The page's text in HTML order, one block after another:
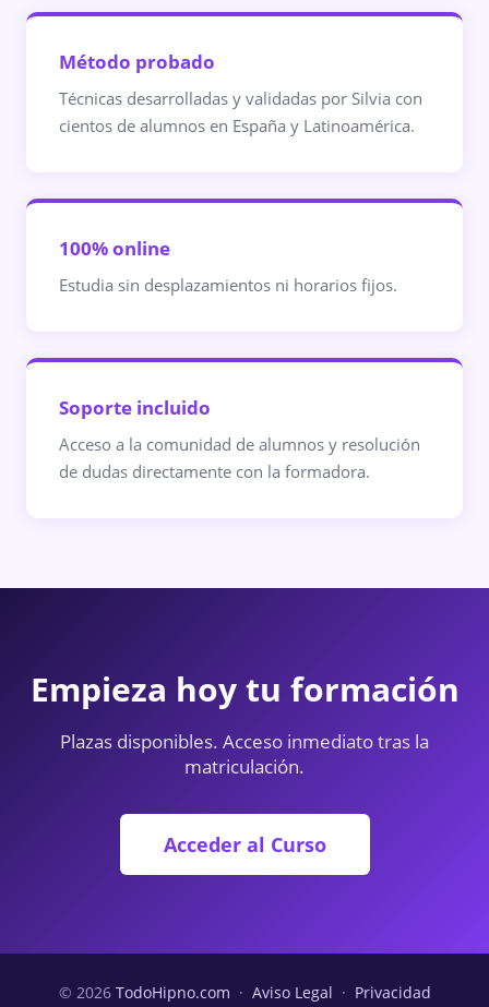
Método probado
Técnicas desarrolladas y validadas por Silvia con
cientos de alumnos en España y Latinoamérica.
100% online
Estudia sin desplazamientos ni horarios fijos.
Soporte incluido
Acceso a la comunidad de alumnos y resolución
de dudas directamente con la formadora.
Empieza hoy tu formación
Plazas disponibles. Acceso inmediato tras la
matriculación.
Acceder al Curso
© 2026 TodoHipno.com · Aviso Legal · Privacidad